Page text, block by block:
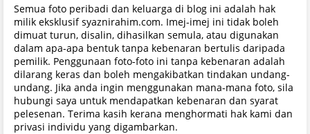
Semua foto peribadi dan keluarga di blog ini adalah hak
milik eksklusif syaznirahim.com. Imej-imej ini tidak boleh
dimuat turun, disalin, dihasilkan semula, atau digunakan
dalam apa-apa bentuk tanpa kebenaran bertulis daripada
pemilik. Penggunaan foto-foto ini tanpa kebenaran adalah
dilarang keras dan boleh mengakibatkan tindakan undang-
undang. Jika anda ingin menggunakan mana-mana foto, sila
hubungi saya untuk mendapatkan kebenaran dan syarat
pelesenan. Terima kasih kerana menghormati hak kami dan
privasi individu yang digambarkan.